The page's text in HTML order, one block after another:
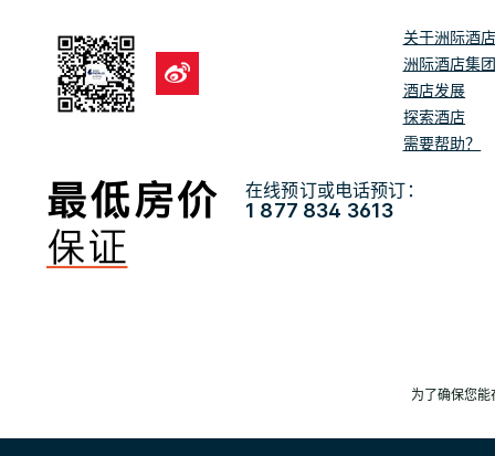
关于洲际酒
洲际酒店集
酒店发展
探索酒店
需要帮助？
在线预订或电话预订：
1 877 834 3613
为了确保您能